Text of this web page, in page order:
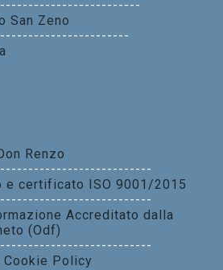
San Zeno
Renzo
e certificato ISO 9001/2015
Accreditato dalla
(Odf)
Policy